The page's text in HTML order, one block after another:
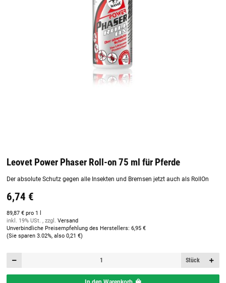
Leovet Power Phaser Roll-on 75 ml für Pferde
Der absolute Schutz gegen alle Insekten und Bremsen jetzt auch als RollOn
6,74 €
89,87 € pro 1 l
inkl. 19% USt. , zzgl. Versand
Unverbindliche Preisempfehlung des Herstellers: 6,95 €
(Sie sparen 3.02%, also 0,21 €)
Stück